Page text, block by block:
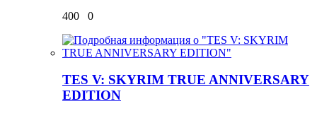
400
0
TES V: SKYRIM TRUE ANNIVERSARY
EDITION